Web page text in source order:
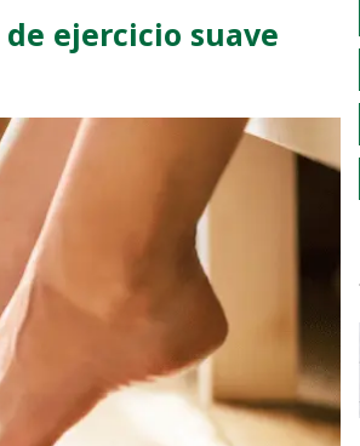
ejercicio suave